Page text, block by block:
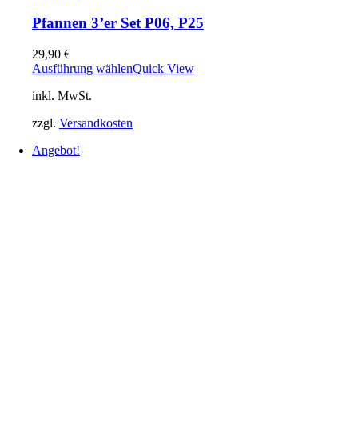
Pfannen 3’er Set P06, P25
29,90 €
Ausführung wählenQuick View
inkl. MwSt.
zzgl. Versandkosten
Angebot!